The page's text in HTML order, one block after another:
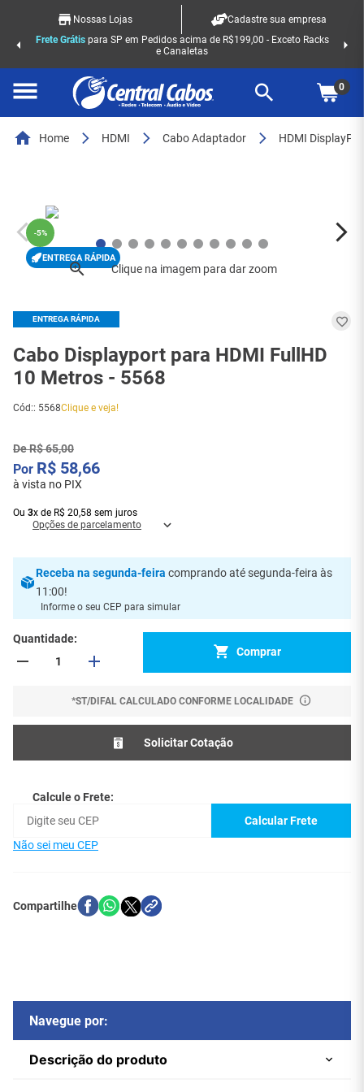
Nossas Lojas
Cadastre sua empresa
Frete Grátispara SP em Pedidos acima de R$199,00 - Exceto Racks
e Canaletas
0
Home HDMI Cabo Adaptador HDMI
-5%
ENTREGA RÁPIDA
ENTREGA RÁPIDA
Cabo Displayport para HDMI FullHD
10 Metros - 5568
Cód:: 5568Clique e veja!
DeR$65,00
R$ 58,66
à vista no PIX
Ou 3x de R$ 20,58 sem juros
Opções de parcelamento
Receba na segunda-feira comprando até segunda-feira às
11:00!
Informe o seu CEP para simular
Quantidade
Comprar
*ST/DIFAL CALCULADO CONFORME LOCALIDADE
Solicitar Cotação
Calcule o Frete:
Calcular Frete
Não sei meu CEP
Navegue por:
Descrição do produto